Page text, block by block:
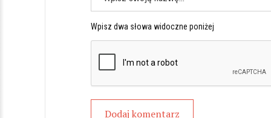
Wpisz dwa słowa widoczne poniżej